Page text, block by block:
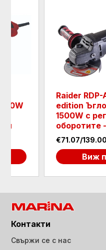
Raider
edition
1500W с
оборотите
€71.07/
Виж
Контакти
Свържи се с нас